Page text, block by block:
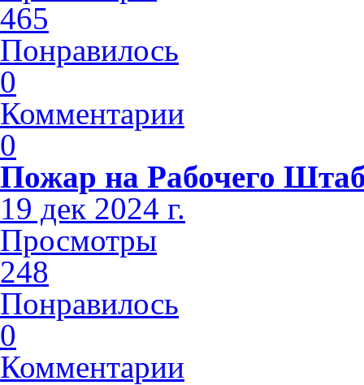
465
Понравилось
0
Комментарии
0
Пожар на Рабочего
19 дек 2024 г.
Просмотры
248
Понравилось
0
Комментарии